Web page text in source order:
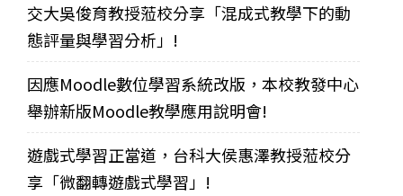
交大吳俊育教授蒞校分享「混成式教學下的動
態評量與學習分析」!
因應Moodle數位學習系統改版，本校教發中心
舉辦新版Moodle教學應用說明會!
遊戲式學習正當道，台科大侯惠澤教授蒞校分
享「微翻轉遊戲式學習」!